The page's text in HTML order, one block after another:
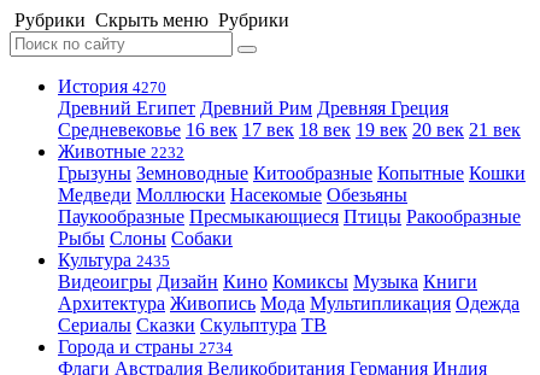
Рубрики Скрыть меню Рубрики
История 4270
Древний Египет Древний Рим Древняя Греция
Средневековье 16 век 17 век 18 век 19 век 20 век 21 век
Животные 2232
Грызуны Земноводные Китообразные Копытные Кошки
Медведи Моллюски Насекомые Обезьяны
Паукообразные Пресмыкающиеся Птицы Ракообразные
Рыбы Слоны Собаки
Культура 2435
Видеоигры Дизайн Кино Комиксы Музыка Книги
Архитектура Живопись Мода Мультипликация Одежда
Сериалы Сказки Скульптура ТВ
Города и страны 2734
Флаги Австралия Великобритания Германия Индия